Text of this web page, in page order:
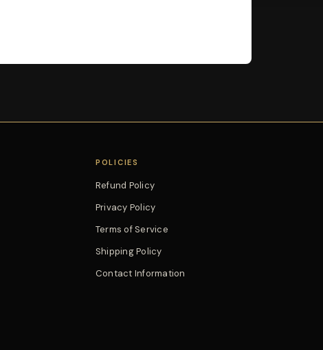
POLICIES
Refund Policy
Privacy Policy
Terms of Service
Shipping Policy
Contact Information